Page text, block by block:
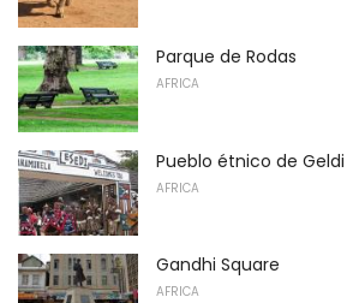
Parque de Rodas
AFRICA
Pueblo étnico de Geldi
AFRICA
Gandhi Square
AFRICA